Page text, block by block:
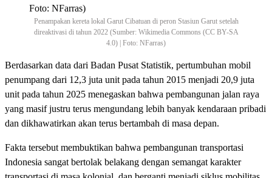
Penampakan kereta lokal Garut Cibatuan di peron Stasiun Garut setelah
direaktivasi di tahun 2022 (Sumber: Wikimedia Commons (CC BY-SA
4.0) | Foto: NFarras)
Berdasarkan data dari Badan Pusat Statistik, pertumbuhan mobil
penumpang dari 12,3 juta unit pada tahun 2015 menjadi 20,9 juta
unit pada tahun 2025 menegaskan bahwa pembangunan jalan raya
yang masif justru terus mengundang lebih banyak kendaraan pribadi
dan dikhawatirkan akan terus bertambah di masa depan.
Fakta tersebut membuktikan bahwa pembangunan transportasi
Indonesia sangat bertolak belakang dengan semangat karakter